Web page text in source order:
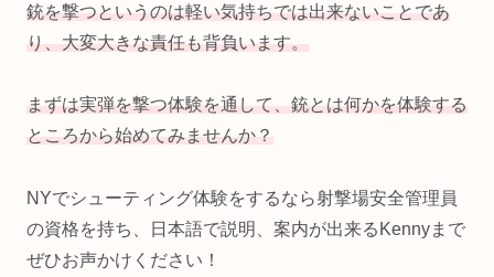
銃を撃つというのは軽い気持ちでは出来ないことであ
り、大変大きな責任も背負います。
まずは実弾を撃つ体験を通して、銃とは何かを体験する
ところから始めてみませんか？
NYでシューティング体験をするなら射撃場安全管理員
の資格を持ち、日本語で説明、案内が出来るKennyまで
ぜひお声かけください！